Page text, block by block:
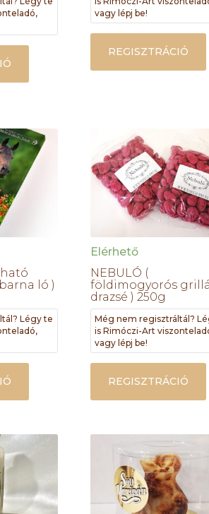
vagy lépj be!
REGISZTRÁCIÓ
ló )
Légy te
Elérhető
NEBULÓ (
földimogyorós
drazsé ) 250g
Még nem regisztráltál?
is Rimóczi-Art
vagy lépj be!
REGISZTRÁCIÓ